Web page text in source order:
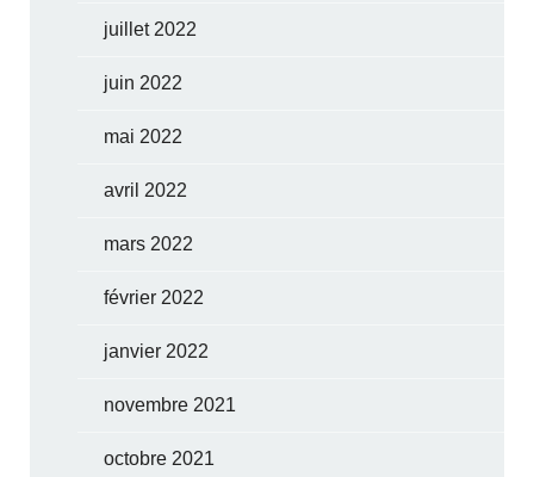
juillet 2022
juin 2022
mai 2022
avril 2022
mars 2022
février 2022
janvier 2022
novembre 2021
octobre 2021